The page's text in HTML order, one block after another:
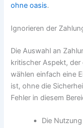
ohne oasis.
Ignorieren der
Die Auswahl an
kritischer Aspekt, der
wählen einfach eine
ist, ohne die
Fehler in diesem
Die